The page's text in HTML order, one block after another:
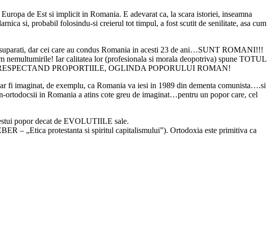
de Est si implicit in Romania. E adevarat ca, la scara istoriei, inseamna
si, probabil folosindu-si creierul tot timpul, a fost scutit de senilitate, asa cum
dar cei care au condus Romania in acesti 23 de ani…SUNT ROMANI!!!
Iar calitatea lor (profesionala si morala deopotriva) spune TOTUL
PROPORTIILE, OGLINDA POPORULUI ROMAN!
imaginat, de exemplu, ca Romania va iesi in 1989 din dementa comunista….si
ortodocsii in Romania a atins cote greu de imaginat…pentru un popor care, cel
popor decat de EVOLUTIILE sale.
– „Etica protestanta si spiritul capitalismului”). Ortodoxia este primitiva ca